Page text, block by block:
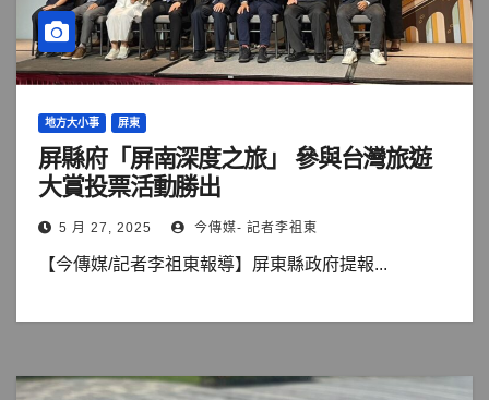
地方大小事 屏東
屏縣府「屏南深度之旅」 參與台灣旅遊
大賞投票活動勝出
5 月 27, 2025 今傳媒- 記者李祖東
【今傳媒/記者李祖東報導】屏東縣政府提報...